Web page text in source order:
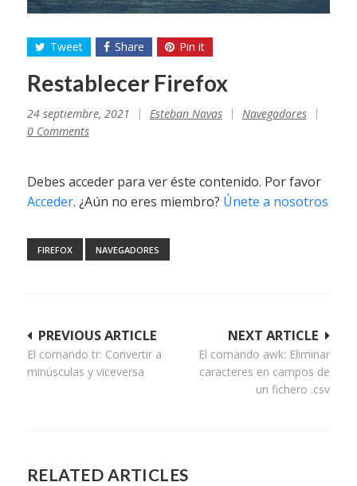
Tweet Share Pin it
Restablecer Firefox
24 septiembre, 2021 Esteban Navas
Navegadores
0 Comments
Debes acceder para ver éste contenido. Por favor
Acceder. ¿Aún no eres miembro? Únete a nosotros
FIREFOX NAVEGADORES
Navegación
de
NEXT ARTICLE
El comando awk: Eliminar
caracteres en campos de
un fichero .csv
PREVIOUS ARTICLE
El comando tr: Convertir a
minúsculas y viceversa
RELATED ARTICLES